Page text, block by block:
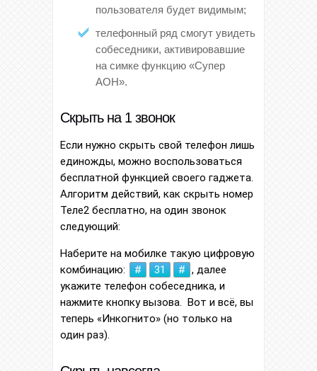
пользователя будет видимым;
телефонный ряд смогут увидеть
собеседники, активировавшие
на симке функцию «Супер
АОН».
Скрыть на 1 звонок
Если нужно скрыть свой телефон лишь
единожды, можно воспользоваться
бесплатной функцией своего гаджета.
Алгоритм действий, как скрыть номер
Теле2 бесплатно, на один звонок
следующий:
Наберите на мобилке такую цифровую
комбинацию:
# 31 # , далее
укажите телефон собеседника, и
нажмите кнопку вызова. Вот и всё, вы
теперь «Инкогнито» (но только на
один раз).